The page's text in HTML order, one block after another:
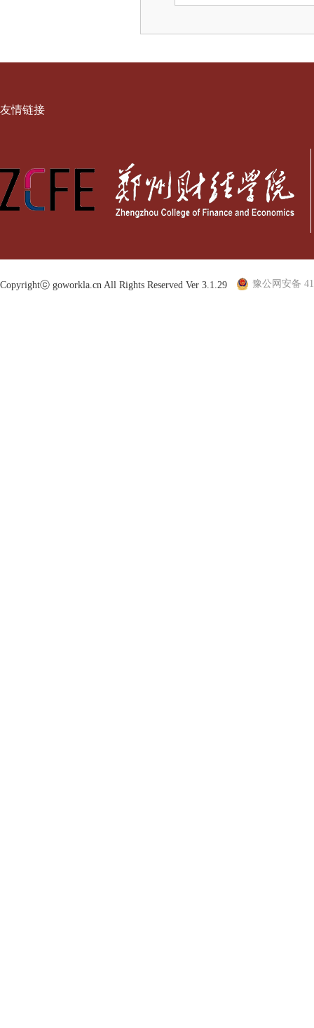
友情链接
Copyrightⓒ goworkla.cn All Rights Reserved Ver 3.1.29 豫公网安备